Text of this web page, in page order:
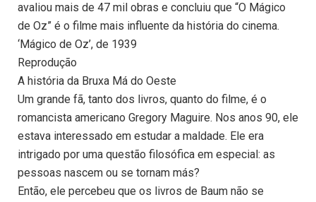
avaliou mais de 47 mil obras e concluiu que “O Mágico
de Oz” é o filme mais influente da história do cinema.
‘Mágico de Oz’, de 1939
Reprodução
A história da Bruxa Má do Oeste
Um grande fã, tanto dos livros, quanto do filme, é o
romancista americano Gregory Maguire. Nos anos 90, ele
estava interessado em estudar a maldade. Ele era
intrigado por uma questão filosófica em especial: as
pessoas nascem ou se tornam más?
Então, ele percebeu que os livros de Baum não se